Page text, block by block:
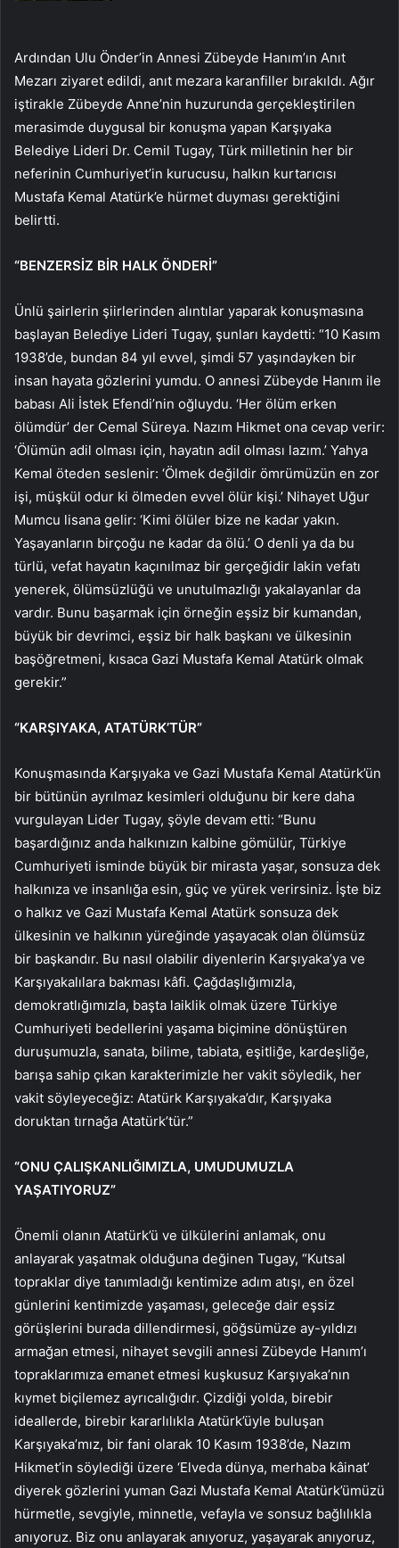
Ardından Ulu Önder’in Annesi Zübeyde Hanım’ın Anıt
Mezarı ziyaret edildi, anıt mezara karanfiller bırakıldı. Ağır
iştirakle Zübeyde Anne’nin huzurunda gerçekleştirilen
merasimde duygusal bir konuşma yapan Karşıyaka
Belediye Lideri Dr. Cemil Tugay, Türk milletinin her bir
neferinin Cumhuriyet’in kurucusu, halkın kurtarıcısı
Mustafa Kemal Atatürk’e hürmet duyması gerektiğini
belirtti.
“BENZERSİZ BİR HALK ÖNDERİ”
Ünlü şairlerin şiirlerinden alıntılar yaparak konuşmasına
başlayan Belediye Lideri Tugay, şunları kaydetti: “10 Kasım
1938’de, bundan 84 yıl evvel, şimdi 57 yaşındayken bir
insan hayata gözlerini yumdu. O annesi Zübeyde Hanım ile
babası Ali İstek Efendi’nin oğluydu. ‘Her ölüm erken
ölümdür’ der Cemal Süreya. Nazım Hikmet ona cevap verir:
‘Ölümün adil olması için, hayatın adil olması lazım.’ Yahya
Kemal öteden seslenir: ‘Ölmek değildir ömrümüzün en zor
işi, müşkül odur ki ölmeden evvel ölür kişi.’ Nihayet Uğur
Mumcu lisana gelir: ‘Kimi ölüler bize ne kadar yakın.
Yaşayanların birçoğu ne kadar da ölü.’ O denli ya da bu
türlü, vefat hayatın kaçınılmaz bir gerçeğidir lakin vefatı
yenerek, ölümsüzlüğü ve unutulmazlığı yakalayanlar da
vardır. Bunu başarmak için örneğin eşsiz bir kumandan,
büyük bir devrimci, eşsiz bir halk başkanı ve ülkesinin
başöğretmeni, kısaca Gazi Mustafa Kemal Atatürk olmak
gerekir.”
“KARŞIYAKA, ATATÜRK’TÜR”
Konuşmasında Karşıyaka ve Gazi Mustafa Kemal Atatürk’ün
bir bütünün ayrılmaz kesimleri olduğunu bir kere daha
vurgulayan Lider Tugay, şöyle devam etti: “Bunu
başardığınız anda halkınızın kalbine gömülür, Türkiye
Cumhuriyeti isminde büyük bir mirasta yaşar, sonsuza dek
halkınıza ve insanlığa esin, güç ve yürek verirsiniz. İşte biz
o halkız ve Gazi Mustafa Kemal Atatürk sonsuza dek
ülkesinin ve halkının yüreğinde yaşayacak olan ölümsüz
bir başkandır. Bu nasıl olabilir diyenlerin Karşıyaka’ya ve
Karşıyakalılara bakması kâfi. Çağdaşlığımızla,
demokratlığımızla, başta laiklik olmak üzere Türkiye
Cumhuriyeti bedellerini yaşama biçimine dönüştüren
duruşumuzla, sanata, bilime, tabiata, eşitliğe, kardeşliğe,
barışa sahip çıkan karakterimizle her vakit söyledik, her
vakit söyleyeceğiz: Atatürk Karşıyaka’dır, Karşıyaka
doruktan tırnağa Atatürk’tür.”
“ONU ÇALIŞKANLIĞIMIZLA, UMUDUMUZLA
YAŞATIYORUZ”
Önemli olanın Atatürk’ü ve ülkülerini anlamak, onu
anlayarak yaşatmak olduğuna değinen Tugay, “Kutsal
topraklar diye tanımladığı kentimize adım atışı, en özel
günlerini kentimizde yaşaması, geleceğe dair eşsiz
görüşlerini burada dillendirmesi, göğsümüze ay-yıldızı
armağan etmesi, nihayet sevgili annesi Zübeyde Hanım’ı
topraklarımıza emanet etmesi kuşkusuz Karşıyaka’nın
kıymet biçilemez ayrıcalığıdır. Çizdiği yolda, birebir
ideallerde, birebir kararlılıkla Atatürk’üyle buluşan
Karşıyaka’mız, bir fani olarak 10 Kasım 1938’de, Nazım
Hikmet’in söylediği üzere ‘Elveda dünya, merhaba kâinat’
diyerek gözlerini yuman Gazi Mustafa Kemal Atatürk’ümüzü
hürmetle, sevgiyle, minnetle, vefayla ve sonsuz bağlılıkla
anıyoruz. Biz onu anlayarak anıyoruz, yaşayarak anıyoruz,